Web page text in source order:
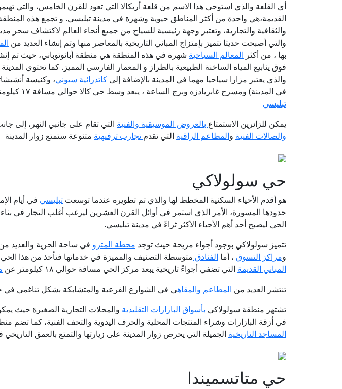
أي القلعة والذي استوحى هذا الاسم من قلعة أريكالا التي تعود للقرن الخامس، والتي
القديمة،هي واحدة من أكثر المناطق حيوية وشهرة في مدينة تبليسي. و تجمع هذه
والثقافية والتجارية، وتعتبر وجهة رئيسية للسياح من جميع أنحاء العالم لاكتشاف سحر
والتي أصبحت حديثا تتميز بإمتزاج المباني التاريخية بالمعاصر منها وتم إنشاء العديد من
بها ، من أكثر المعالم السياحية
فوق ينابيع المياه الساخنة الطبيعية بالطراز و المعمار الفارسي المميز. كما تحتوي
والذي يعتبر مزارا سياحيا مهما في المدينة بالإضافة إلى كاتدرائية سيوني، وكنيسة
في المدينة) ومسرح غابريادزه وبرج الساعة ، يبعد وسط حي كالا حوالي مسافة ١٧ كيلومتر عن
تبليسي
يمكن للزائرين الاستمتاع بالعروض الموسيقية والفنية التي تقام على جانبي النهر، إلى
والصالات الفنية والمطاعم الراقية التي تقدم تجارب ترفيهية متنوعة ستمتع زوار المدينة
حي سولولاكي
هو أقدم الأحياء السكنية المخطط لها والذي تم تطويره عندما توسعت تبليسي في أيام
حدودها المسورة، الأمر الذي استمر في أوائل القرن العشرين ليرغب أغلب التجار في
الحي ليصبح أحد أهم الأحياء الأكثر ثراءً في مدينة تبليسي.
تتميز سولولاكي بوجود أجواء مريحة حيث توجد محطة المترو في ساحة الحرية والعديد
ومراكز التسوق ، أما الفنادق متوسطة التصنيف والمميزة في خدماتها فتأخذ من هذا الحي
المباني القديمة التي تضفي أجواءً تاريخية يبعد مركز الحي مسافة حوالي ١٨ كيلومتر عن
تنتشر العديد من المطاعم والمقاهي في الشوارع الفرعية والمتشابكة بشكل تناغمي
تشتهر منطقة سولولاكي بأسواق البازارات التقليدية والمحلات التجارية الصغيرة حيث
في أزقة البازارات وشراء المنتجات المحلية والحرف اليدوية والتحف الفنية، كما تضم
المساجد التاريخية الجميلة التي يحرص زوار المدينة على زيارتها والتمتع بالعمق التاريخي
حي متاتسميندا